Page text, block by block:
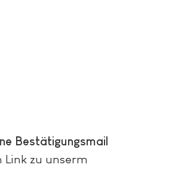
Bestätigungsmail
Link zu unserm